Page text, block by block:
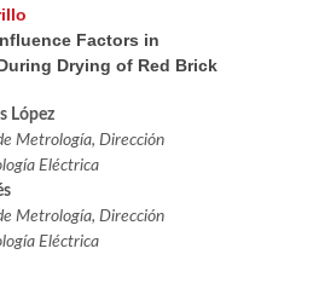
Factors in
Drying of Red Brick
López
Metrología, Dirección
Eléctrica
Metrología, Dirección
Eléctrica